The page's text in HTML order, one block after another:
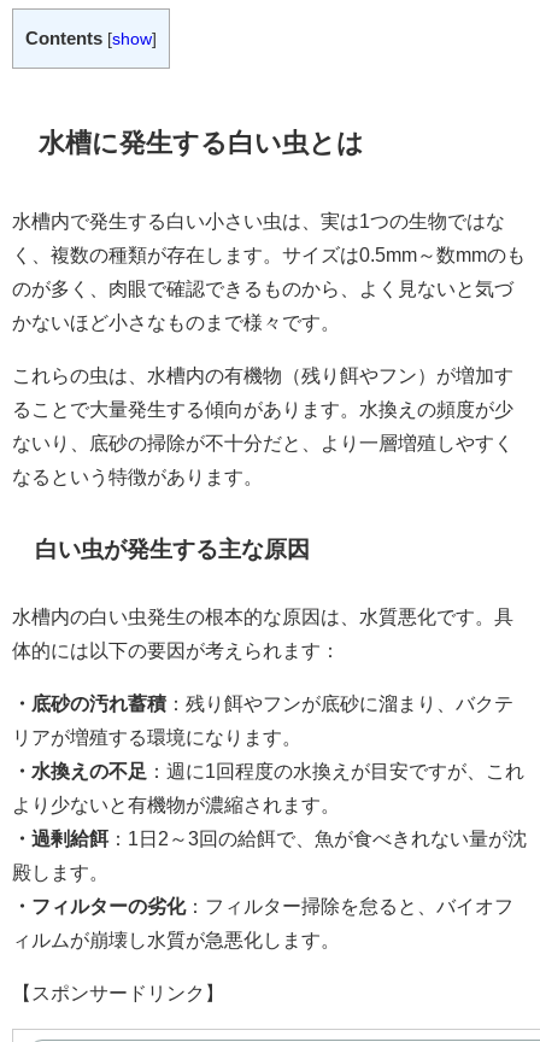
Contents [show]
水槽に発生する白い虫とは
水槽内で発生する白い小さい虫は、実は1つの生物ではな
く、複数の種類が存在します。サイズは0.5mm～数mmのも
のが多く、肉眼で確認できるものから、よく見ないと気づ
かないほど小さなものまで様々です。
これらの虫は、水槽内の有機物（残り餌やフン）が増加す
ることで大量発生する傾向があります。水換えの頻度が少
ないり、底砂の掃除が不十分だと、より一層増殖しやすく
なるという特徴があります。
白い虫が発生する主な原因
水槽内の白い虫発生の根本的な原因は、水質悪化です。具
体的には以下の要因が考えられます：
・底砂の汚れ蓄積 ：残り餌やフンが底砂に溜まり、バクテ
リアが増殖する環境になります。
・水換えの不足 ：週に1回程度の水換えが目安ですが、これ
より少ないと有機物が濃縮されます。
・過剰給餌：1日2～3回の給餌で、魚が食べきれない量が沈
殿します。
・フィルターの劣化：フィルター掃除を怠ると、バイオフ
ィルムが崩壊し水質が急悪化します。
【スポンサードリンク】